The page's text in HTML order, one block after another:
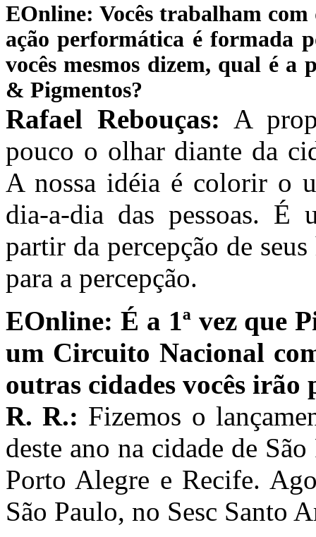
EOnline: Vocês trabalham
ação performática é formada
vocês mesmos dizem, qual é a
& Pigmentos?
Rafael Rebouças: A
pouco o olhar diante da
A nossa idéia é colorir o
dia-a-dia das pessoas. É
partir da percepção de
para a percepção.
EOnline: É a 1ª vez que
um Circuito Nacional
outras cidades vocês irão
R. R.: Fizemos o
deste ano na cidade de
Porto Alegre e Recife.
São Paulo, no Sesc Santo